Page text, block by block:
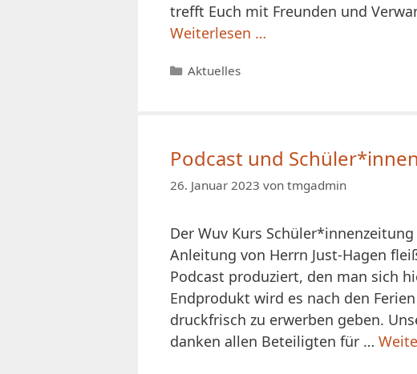
trefft Euch mit Freunden und
Weiterlesen …
Kategorien
Aktuelles
Podcast und
26. Januar 2023 von tmgadmin
Der Wuv Kurs
Anleitung von Herrn Just-Hagen
Podcast produziert, den man sich
Endprodukt wird es nach den
druckfrisch zu erwerben geben.
danken allen Beteiligten für …